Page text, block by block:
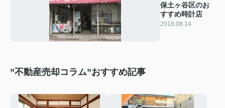
保土ヶ谷区のお
すすめ時計店
2018.08.14
”不動産売却コラム”おすすめ記事